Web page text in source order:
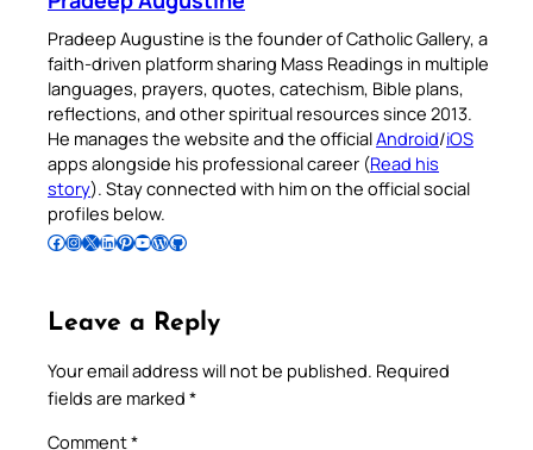
Pradeep Augustine is the founder of Catholic Gallery, a
faith-driven platform sharing Mass Readings in multiple
languages, prayers, quotes, catechism, Bible plans,
reflections, and other spiritual resources since 2013.
He manages the website and the officialAndroid/iOS
apps alongside his professional career (Read his
story). Stay connected with him on the official social
profiles below.
Follow Pradeep on Facebook Follow Pradeep on InstagramFollow Pradeep on X Follow Pradeep on LinkedIn Follow Pradeep on Pinterest Subscribe to Pradeep’s Youtube Channel Follow Pradeep on WordPress Follow Pradeep on GitHub
Leave a Reply
Your email address will not be published. Required
fields are marked *
Comment*